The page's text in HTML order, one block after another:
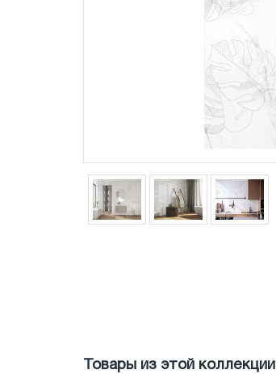
Товары из этой коллекции